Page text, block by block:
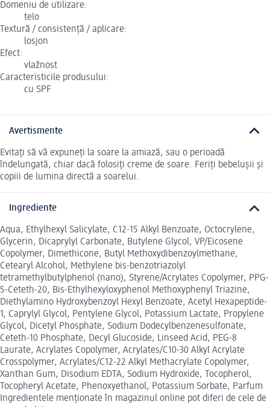
Domeniu de utilizare:
telo
Textură / consistență / aplicare:
losjon
Efect:
vlažnost
Caracteristicile produsului:
cu SPF
Avertismente
Evitați să vă expuneți la soare la amiază, sau o perioadă
îndelungată, chiar dacă folosiți creme de soare. Feriți bebelușii și
copiii de lumina directă a soarelui.
Ingrediente
Aqua, Ethylhexyl Salicylate, C12-15 Alkyl Benzoate, Octocrylene,
Glycerin, Dicaprylyl Carbonate, Butylene Glycol, VP/Eicosene
Copolymer, Dimethicone, Butyl Methoxydibenzoylmethane,
Cetearyl Alcohol, Methylene bis-benzotriazolyl
tetramethylbutylphenol (nano), Styrene/Acrylates Copolymer, PPG-
5-Ceteth-20, Bis-Ethylhexyloxyphenol Methoxyphenyl Triazine,
Diethylamino Hydroxybenzoyl Hexyl Benzoate, Acetyl Hexapeptide-
1, Caprylyl Glycol, Pentylene Glycol, Potassium Lactate, Propylene
Glycol, Dicetyl Phosphate, Sodium Dodecylbenzenesulfonate,
Ceteth-10 Phosphate, Decyl Glucoside, Linseed Acid, PEG-8
Laurate, Acrylates Copolymer, Acrylates/C10-30 Alkyl Acrylate
Crosspolymer, Acrylates/C12-22 Alkyl Methacrylate Copolymer,
Xanthan Gum, Disodium EDTA, Sodium Hydroxide, Tocopherol,
Tocopheryl Acetate, Phenoxyethanol, Potassium Sorbate, Parfum
Ingredientele menționate în magazinul online pot diferi de cele de